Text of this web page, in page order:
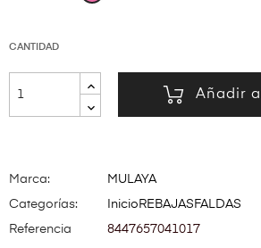
CANTIDAD
Añadir
Marca:
MULAYA
Categorías:
Inicio REBAJAS FALDAS
Referencia
8447657041017